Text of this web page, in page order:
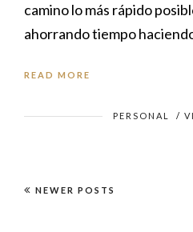
camino lo más rápido
ahorrando tiempo
READ MORE
PERSONAL /
NEWER POSTS